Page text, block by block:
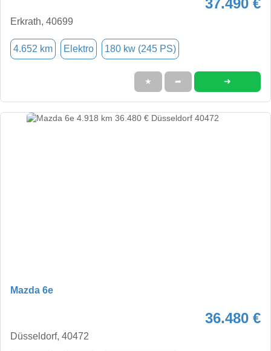
Erkrath, 40699
4.652 km Elektro 180 kw (245 PS)
★ ➦ ➜
Mazda 6e
36.480 €
Düsseldorf, 40472